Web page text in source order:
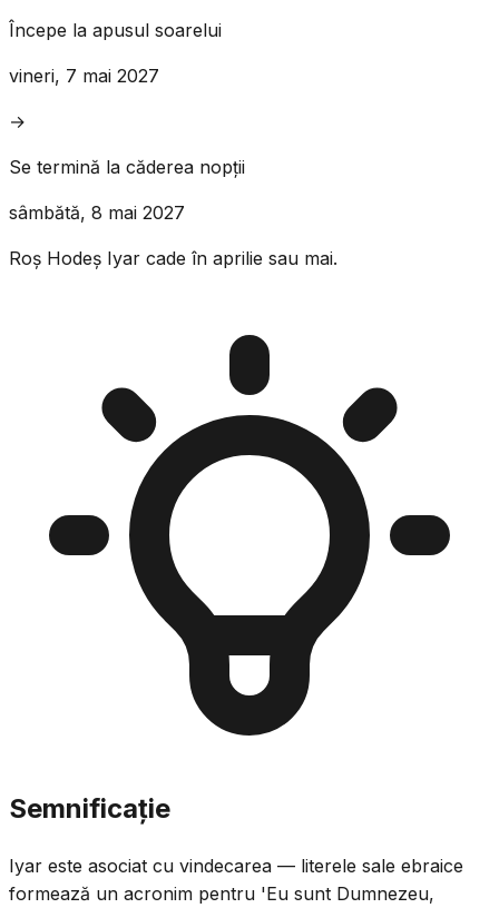
Începe la apusul soarelui
vineri, 7 mai 2027
→
Se termină la căderea nopții
sâmbătă, 8 mai 2027
Roș Hodeș Iyar cade în aprilie sau mai.
Semnificație
Iyar este asociat cu vindecarea — literele sale ebraice
formează un acronim pentru 'Eu sunt Dumnezeu,